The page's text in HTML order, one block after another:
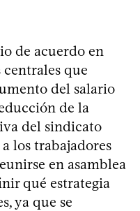
de acuerdo en
que
del salario
de la
del sindicato
los trabajadores
en asamblea
qué estrategia
ya que se